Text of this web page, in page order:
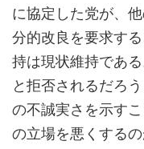
に協定した党が、
分的改良を要求す
持は現状維持であ
と拒否されるだろ
の不誠実さを示す
の立場を悪くするの